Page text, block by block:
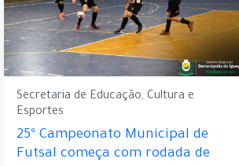
Secretaria de Educação, Cultura e
Esportes
25º Campeonato Municipal de
Futsal começa com rodada de